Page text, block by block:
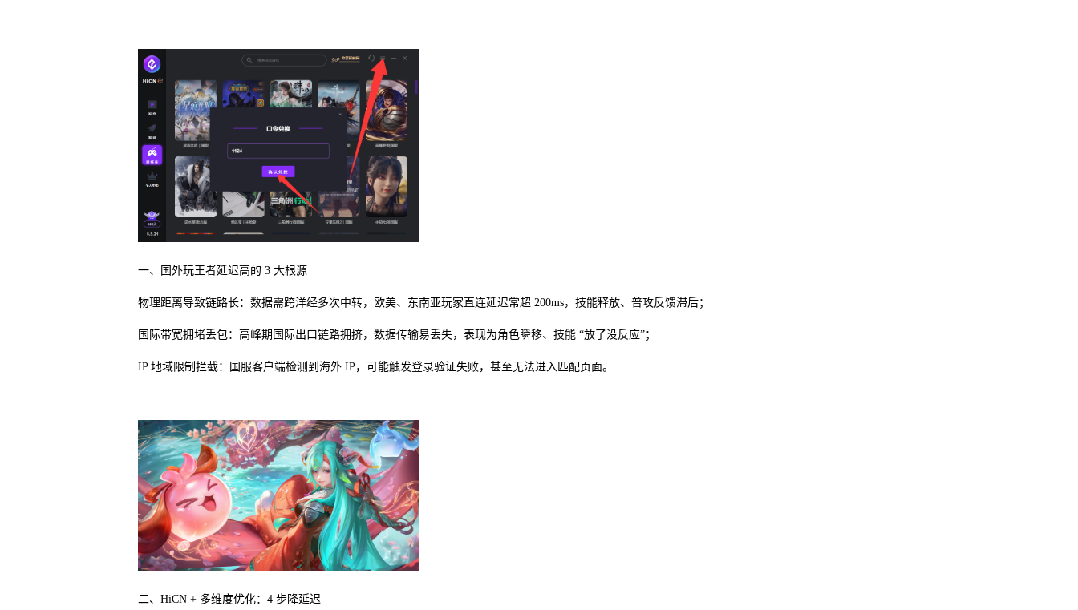
一、国外玩王者延迟高的 3 大根源
物理距离导致链路长：数据需跨洋经多次中转，欧美、东南亚玩家直连延迟常超 200ms，技能释放、普攻反馈滞后；
国际带宽拥堵丢包：高峰期国际出口链路拥挤，数据传输易丢失，表现为角色瞬移、技能 “放了没反应”；
IP 地域限制拦截：国服客户端检测到海外 IP，可能触发登录验证失败，甚至无法进入匹配页面。
二、HiCN + 多维度优化：4 步降延迟